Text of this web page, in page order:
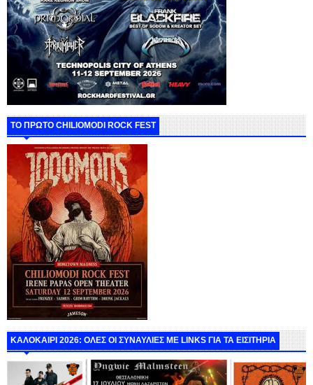
ΤΟ ΠΡΩΤΟ CHILIOMODI ROCK FEST
ΚΑΛΟΚΑΙΡΙ 2026: ΟΛΕΣ ΟΙ ΣΥΝΑΥΛΙΕΣ ΜΕ LINKS ΓΙΑ ΤΑ ΕΙΣΙΤΗΡΙΑ